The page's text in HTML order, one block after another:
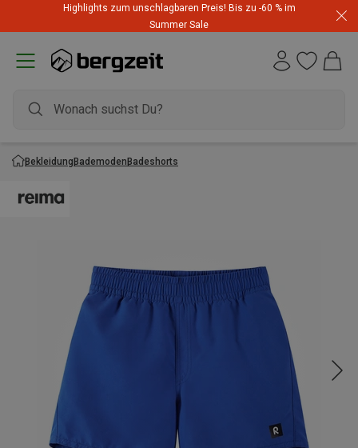
Highlights zum unschlagbaren Preis! Bis zu -60 % im
Summer Sale
BekleidungBademodenBadeshorts